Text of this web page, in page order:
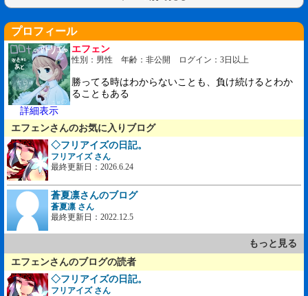
プロフィール
詳細表示
エフェン
性別：男性 年齢：非公開 ログイン：3日以上
勝ってる時はわからないことも、負け続けるとわか
ることもある
エフェンさんのお気に入りブログ
◇フリアイズの日記。
フリアイズ さん
最終更新日：2026.6.24
蒼夏凛さんのブログ
蒼夏凛 さん
最終更新日：2022.12.5
もっと見る
エフェンさんのブログの読者
◇フリアイズの日記。
フリアイズ さん